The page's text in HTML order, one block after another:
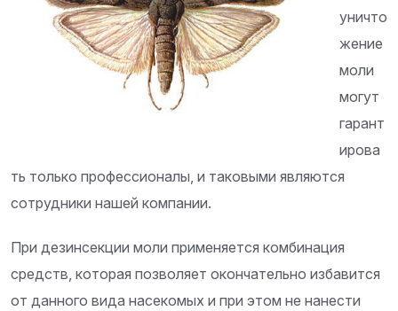
уничто
жение
моли
могут
гарант
ирова
ть только профессионалы, и таковыми являются
сотрудники нашей компании.
При дезинсекции моли применяется комбинация
средств, которая позволяет окончательно избавится
от данного вида насекомых и при этом не нанести